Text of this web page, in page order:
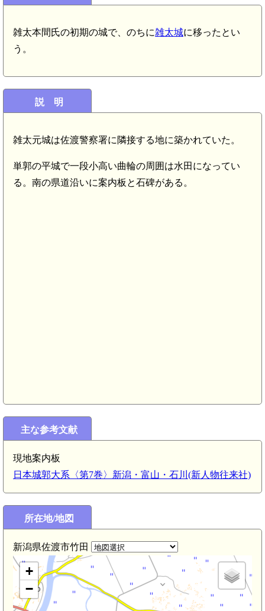
雑太本間氏の初期の城で、のちに雑太城に移ったとい
う。
説 明
雑太元城は佐渡警察署に隣接する地に築かれていた。
単郭の平城で一段小高い曲輪の周囲は水田になってい
る。南の県道沿いに案内板と石碑がある。
主な参考文献
現地案内板
日本城郭大系〈第7巻〉新潟・富山・石川(新人物往来社)
所在地/地図
新潟県佐渡市竹田
引田部神社(2.2km)
+
−